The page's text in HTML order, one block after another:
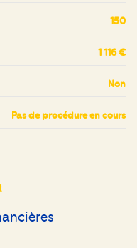
150
1 116 €
Non
Pas de procédure en cours